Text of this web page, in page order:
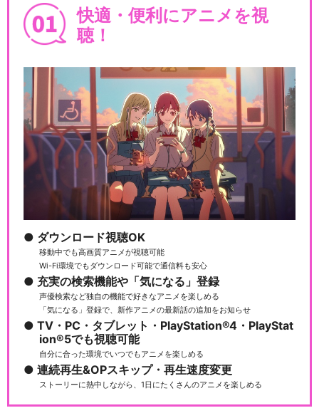
快適・便利にアニメを視
聴！
ダウンロード視聴OK
移動中でも高画質アニメが視聴可能
Wi-Fi環境でもダウンロード可能で通信料も安心
充実の検索機能や「気になる」登録
声優検索など独自の機能で好きなアニメを楽しめる
「気になる」登録で、新作アニメの最新話の追加をお知らせ
TV・PC・タブレット・PlayStation®4・PlayStat
ion®5でも視聴可能
自分に合った環境でいつでもアニメを楽しめる
連続再生&OPスキップ・再生速度変更
ストーリーに熱中しながら、1日にたくさんのアニメを楽しめる